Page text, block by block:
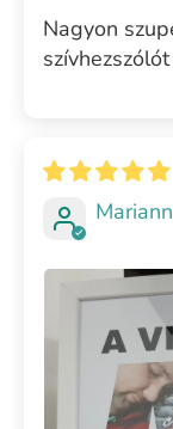
Nagyon